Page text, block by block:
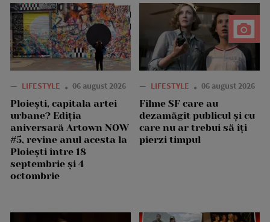
— LIFESTYLE 06 august 2026
Ploiești, capitala artei
urbane? Ediția
aniversară Artown NOW
#5, revine anul acesta la
Ploiești între 18
septembrie și 4
octombrie
— LIFESTYLE 06 august 2026
Filme SF care au
dezamăgit publicul și cu
care nu ar trebui să îți
pierzi timpul